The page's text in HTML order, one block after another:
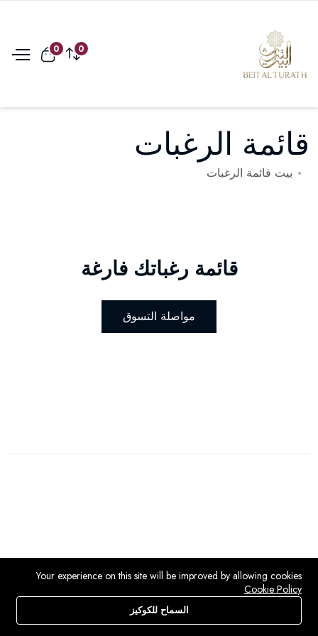
محل يبحث قائمة الرغبات حساب قائمة طعام
0
0
قائمة الرغبات
بيت قائمة الرغبات
قائمة رغباتك فارغة
مواصلة التسوق
Your experience on this site will be improved by allowing cookies
Cookie Policy
السماح للكوكيز